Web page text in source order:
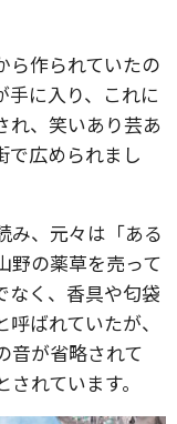
ら作られていたの
手に入り、これに
れ、笑いあり芸あ
で広められまし
み、元々は「ある
野の薬草を売って
なく、香具や匂袋
ばれていたが、
音が省略されて
れています。